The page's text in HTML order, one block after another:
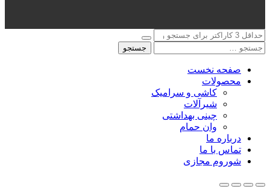
جستجو
صفحه نخست
محصولات
کاشی و سرامیک
شیرآلات
چینی بهداشتی
وان حمام
درباره ما
تماس با ما
شوروم مجازی